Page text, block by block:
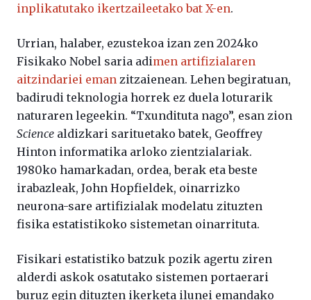
inplikatutako ikertzaileetako bat X-en.
Urrian, halaber, ezustekoa izan zen 2024ko
Fisikako Nobel saria adimen artifizialaren
aitzindariei eman zitzaienean. Lehen begiratuan,
badirudi teknologia horrek ez duela loturarik
naturaren legeekin. “Txundituta nago”, esan zion
Science aldizkari sarituetako batek, Geoffrey
Hinton informatika arloko zientzialariak.
1980ko hamarkadan, ordea, berak eta beste
irabazleak, John Hopfieldek, oinarrizko
neurona-sare artifizialak modelatu zituzten
fisika estatistikoko sistemetan oinarrituta.
Fisikari estatistiko batzuk pozik agertu ziren
alderdi askok osatutako sistemen portaerari
buruz egin dituzten ikerketa ilunei emandako